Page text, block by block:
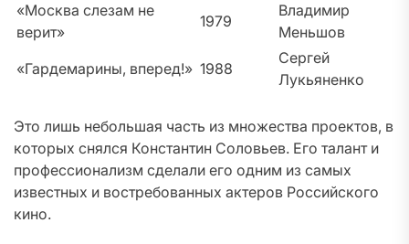
«Москва слезам не
верит»
1979
Владимир
Меньшов
«Гардемарины, вперед!» 1988
Сергей
Лукьяненко
Это лишь небольшая часть из множества проектов, в
которых снялся Константин Соловьев. Его талант и
профессионализм сделали его одним из самых
известных и востребованных актеров Российского
кино.